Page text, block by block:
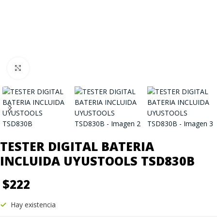
TESTER DIGITAL BATERIA
INCLUIDA UYUSTOOLS TSD830B
$222
Hay existencia